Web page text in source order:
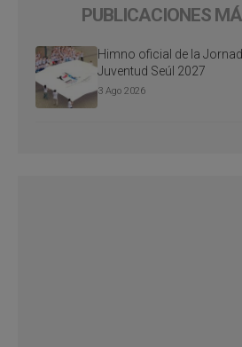
PUBLICACIONES
Himno oficial de la
Juventud Seúl 2027
3 Ago 2026